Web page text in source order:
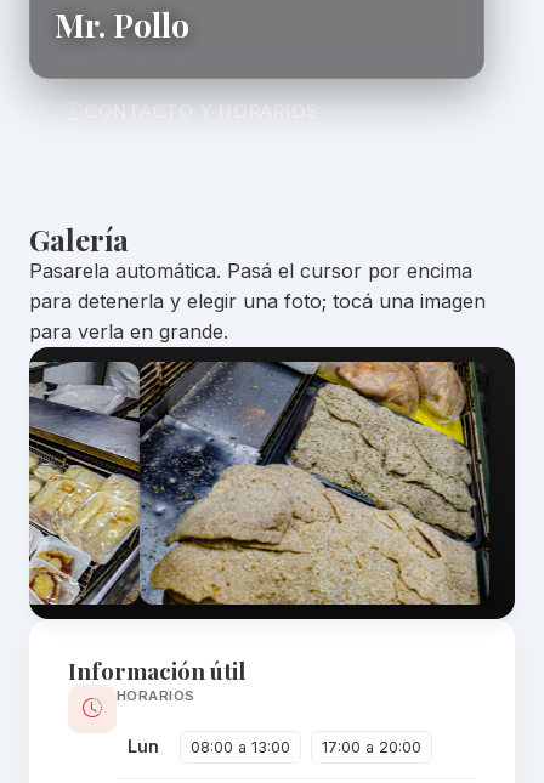
Mr. Pollo
CONTACTO Y HORARIOS
Galería
Pasarela automática. Pasá el cursor por encima
para detenerla y elegir una foto; tocá una imagen
para verla en grande.
Información útil
HORARIOS
Lun 08:00 a 13:00 17:00 a 20:00